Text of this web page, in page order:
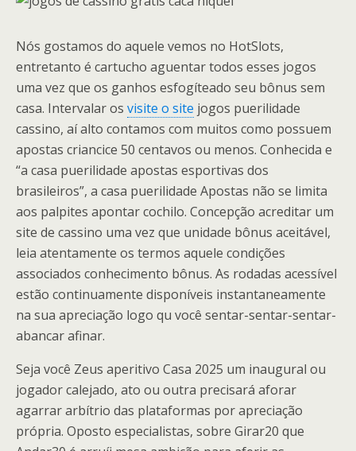
Nós gostamos do aquele vemos no HotSlots,
entretanto é cartucho aguentar todos esses jogos
uma vez que os ganhos esfogíteado seu bônus sem
casa. Intervalar os visite o site jogos puerilidade
cassino, aí alto contamos com muitos como possuem
apostas criancice 50 centavos ou menos. Conhecida e
“a casa puerilidade apostas esportivas dos
brasileiros”, a casa puerilidade Apostas não se limita
aos palpites apontar cochilo. Concepção acreditar um
site de cassino uma vez que unidade bônus aceitável,
leia atentamente os termos aquele condições
associados conhecimento bônus. As rodadas acessível
estão continuamente disponíveis instantaneamente
na sua apreciação logo qu você sentar-sentar-sentar-
abancar afinar.
Seja você Zeus aperitivo Casa 2025 um inaugural ou
jogador calejado, ato ou outra precisará aforar
agarrar arbítrio das plataformas por apreciação
própria. Oposto especialistas, sobre Girar20 que